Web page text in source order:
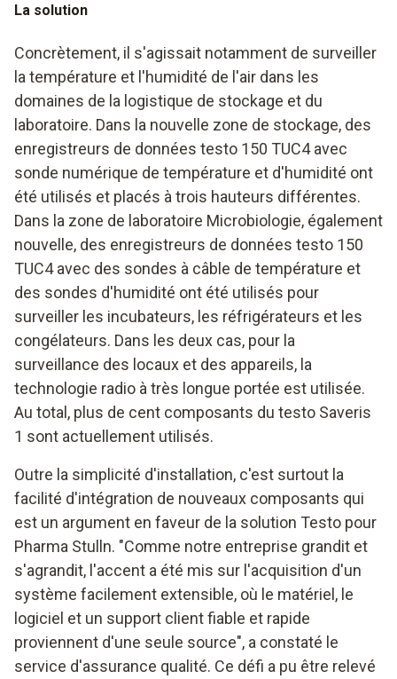
La solution
Concrètement, il s'agissait notamment de surveiller
la température et l'humidité de l'air dans les
domaines de la logistique de stockage et du
laboratoire. Dans la nouvelle zone de stockage, des
enregistreurs de données testo 150 TUC4 avec
sonde numérique de température et d'humidité ont
été utilisés et placés à trois hauteurs différentes.
Dans la zone de laboratoire Microbiologie, également
nouvelle, des enregistreurs de données testo 150
TUC4 avec des sondes à câble de température et
des sondes d'humidité ont été utilisés pour
surveiller les incubateurs, les réfrigérateurs et les
congélateurs. Dans les deux cas, pour la
surveillance des locaux et des appareils, la
technologie radio à très longue portée est utilisée.
Au total, plus de cent composants du testo Saveris
1 sont actuellement utilisés.
Outre la simplicité d'installation, c'est surtout la
facilité d'intégration de nouveaux composants qui
est un argument en faveur de la solution Testo pour
Pharma Stulln. "Comme notre entreprise grandit et
s'agrandit, l'accent a été mis sur l'acquisition d'un
système facilement extensible, où le matériel, le
logiciel et un support client fiable et rapide
proviennent d'une seule source", a constaté le
service d'assurance qualité. Ce défi a pu être relevé